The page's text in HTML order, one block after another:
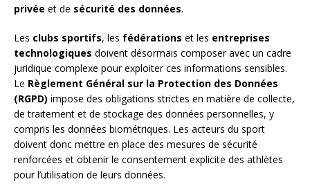
privée et de sécurité des données.
Les clubs sportifs, les fédérations et les entreprises
technologiques doivent désormais composer avec un cadre
juridique complexe pour exploiter ces informations sensibles.
Le Règlement Général sur la Protection des Données
(RGPD) impose des obligations strictes en matière de collecte,
de traitement et de stockage des données personnelles, y
compris les données biométriques. Les acteurs du sport
doivent donc mettre en place des mesures de sécurité
renforcées et obtenir le consentement explicite des athlètes
pour l’utilisation de leurs données.